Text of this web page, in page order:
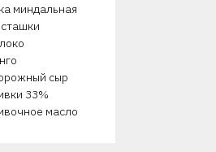
миндальная
сыр
33%
масло